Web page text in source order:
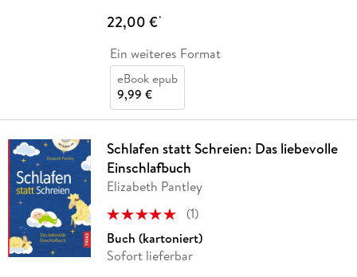
22,00 €*
Ein weiteres Format
eBook epub
9,99 €
Schlafen statt Schreien: Das liebevolle
Einschlafbuch
Elizabeth Pantley
(1)
Buch (kartoniert)
Sofort lieferbar